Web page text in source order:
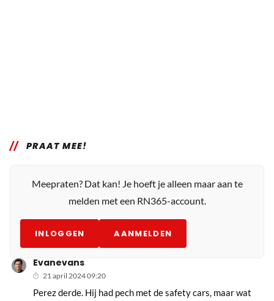
PRAAT MEE!
Meepraten? Dat kan! Je hoeft je alleen maar aan te
melden met een RN365-account.
INLOGGEN AANMELDEN
Evanevans
21 april 2024 09:20
Perez derde. Hij had pech met de safety cars, maar wat